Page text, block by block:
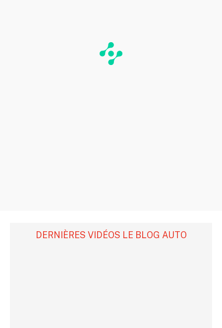
DERNIÈRES VIDÉOS LE BLOG AUTO